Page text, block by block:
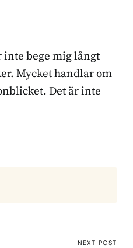
inte bege mig långt
Mycket handlar om
Det är inte
NEXT POST